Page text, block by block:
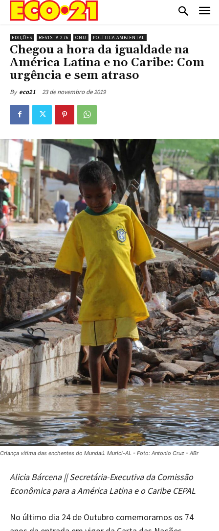
EDIÇÕES REVISTA 276 ONU POLÍTICA AMBIENTAL
Chegou a hora da igualdade na
América Latina e no Caribe: Com
urgência e sem atraso
By eco21 23 de novembro de 2019
Criança vítima das enchentes do Mundaú. Murici-AL - Foto: Antonio Cruz - ABr
Alicia Bárcena || Secretária-Executiva da Comissão
Econômica para a América Latina e o Caribe CEPAL
No último dia 24 de Outubro comemoramos os 74